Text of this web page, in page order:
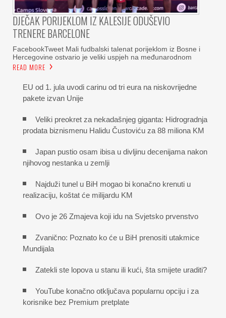
DJEČAK PORIJEKLOM IZ KALESIJE ODUŠEVIO
TRENERE BARCELONE
FacebookTweet Mali fudbalski talenat porijeklom iz Bosne i
Hercegovine ostvario je veliki uspjeh na međunarodnom
READ MORE
EU od 1. jula uvodi carinu od tri eura na niskovrijedne
pakete izvan Unije
Veliki preokret za nekadašnjeg giganta: Hidrogradnja
prodata biznismenu Halidu Čustoviću za 88 miliona KM
Japan pustio osam ibisa u divljinu decenijama nakon
njihovog nestanka u zemlji
Najduži tunel u BiH mogao bi konačno krenuti u
realizaciju, koštat će milijardu KM
Ovo je 26 Zmajeva koji idu na Svjetsko prvenstvo
Zvanično: Poznato ko će u BiH prenositi utakmice
Mundijala
Zatekli ste lopova u stanu ili kući, šta smijete uraditi?
YouTube konačno otključava popularnu opciju i za
korisnike bez Premium pretplate